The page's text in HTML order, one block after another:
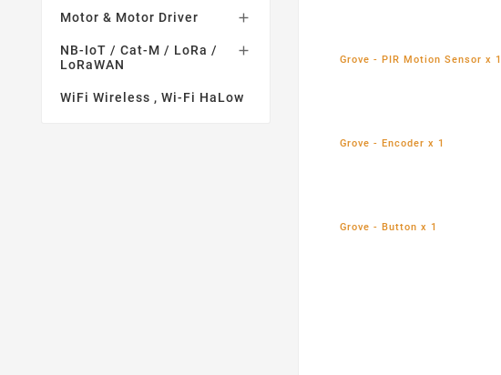
Motor & Motor Driver 
NB-IoT / Cat-M / LoRa /
LoRaWAN

WiFi Wireless , Wi-Fi HaLow
Grove - PIR Motion Sensor x 1
Grove - Encoder x 1
Grove - Button x 1